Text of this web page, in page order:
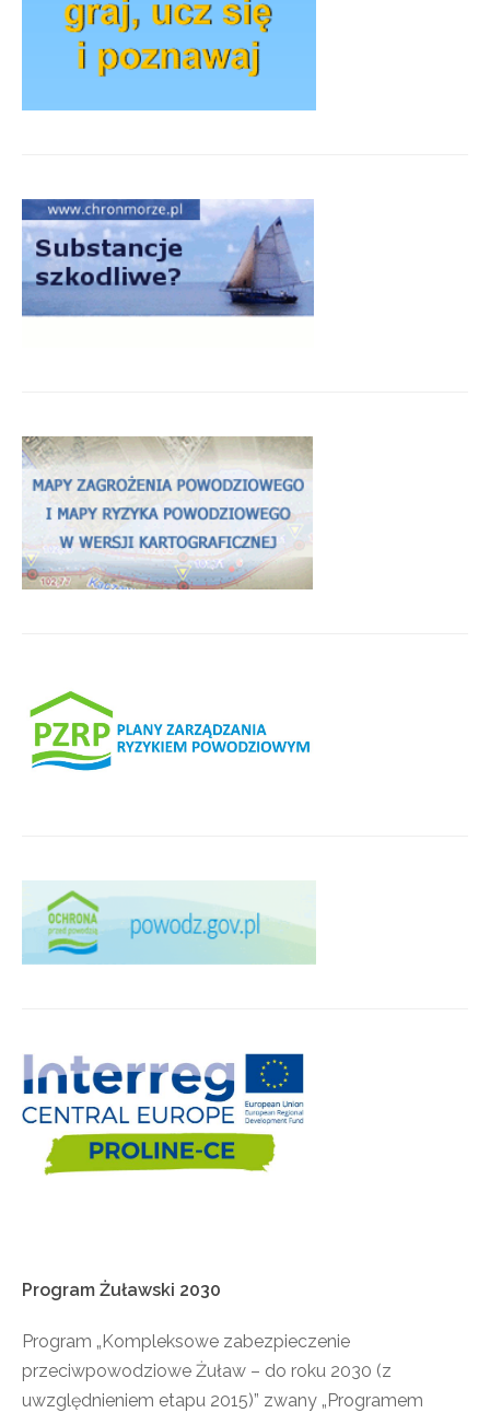
Program Żuławski 2030
Program „Kompleksowe zabezpieczenie
przeciwpowodziowe Żuław – do roku 2030 (z
uwzględnieniem etapu 2015)” zwany „Programem